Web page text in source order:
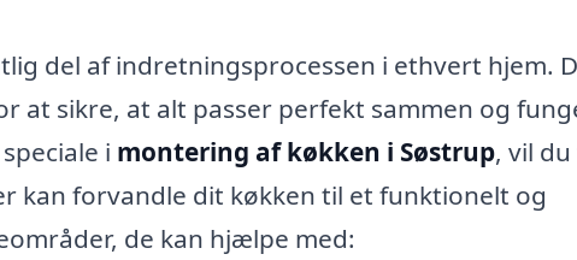
del af indretningsprocessen i ethvert hjem.
at sikre, at alt passer perfekt sammen og
i montering af køkken i Søstrup, vil du
kan forvandle dit køkken til et funktionelt og
de kan hjælpe med: